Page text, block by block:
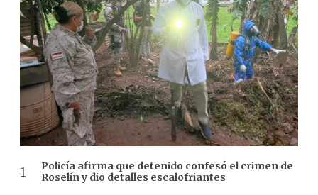
Policía afirma que detenido confesó el crimen de
Roselín y dio detalles escalofriantes